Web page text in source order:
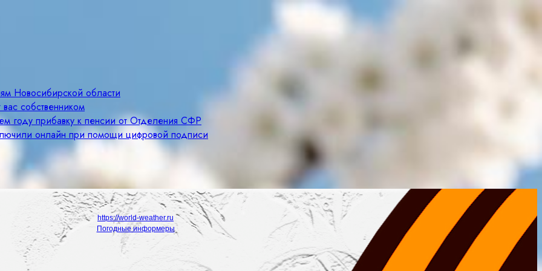
Новосибирской области
собственником
году прибавку к пенсии от Отделения СФР
онлайн при помощи цифровой подписи
https://world-weather.ru
Погодные информеры